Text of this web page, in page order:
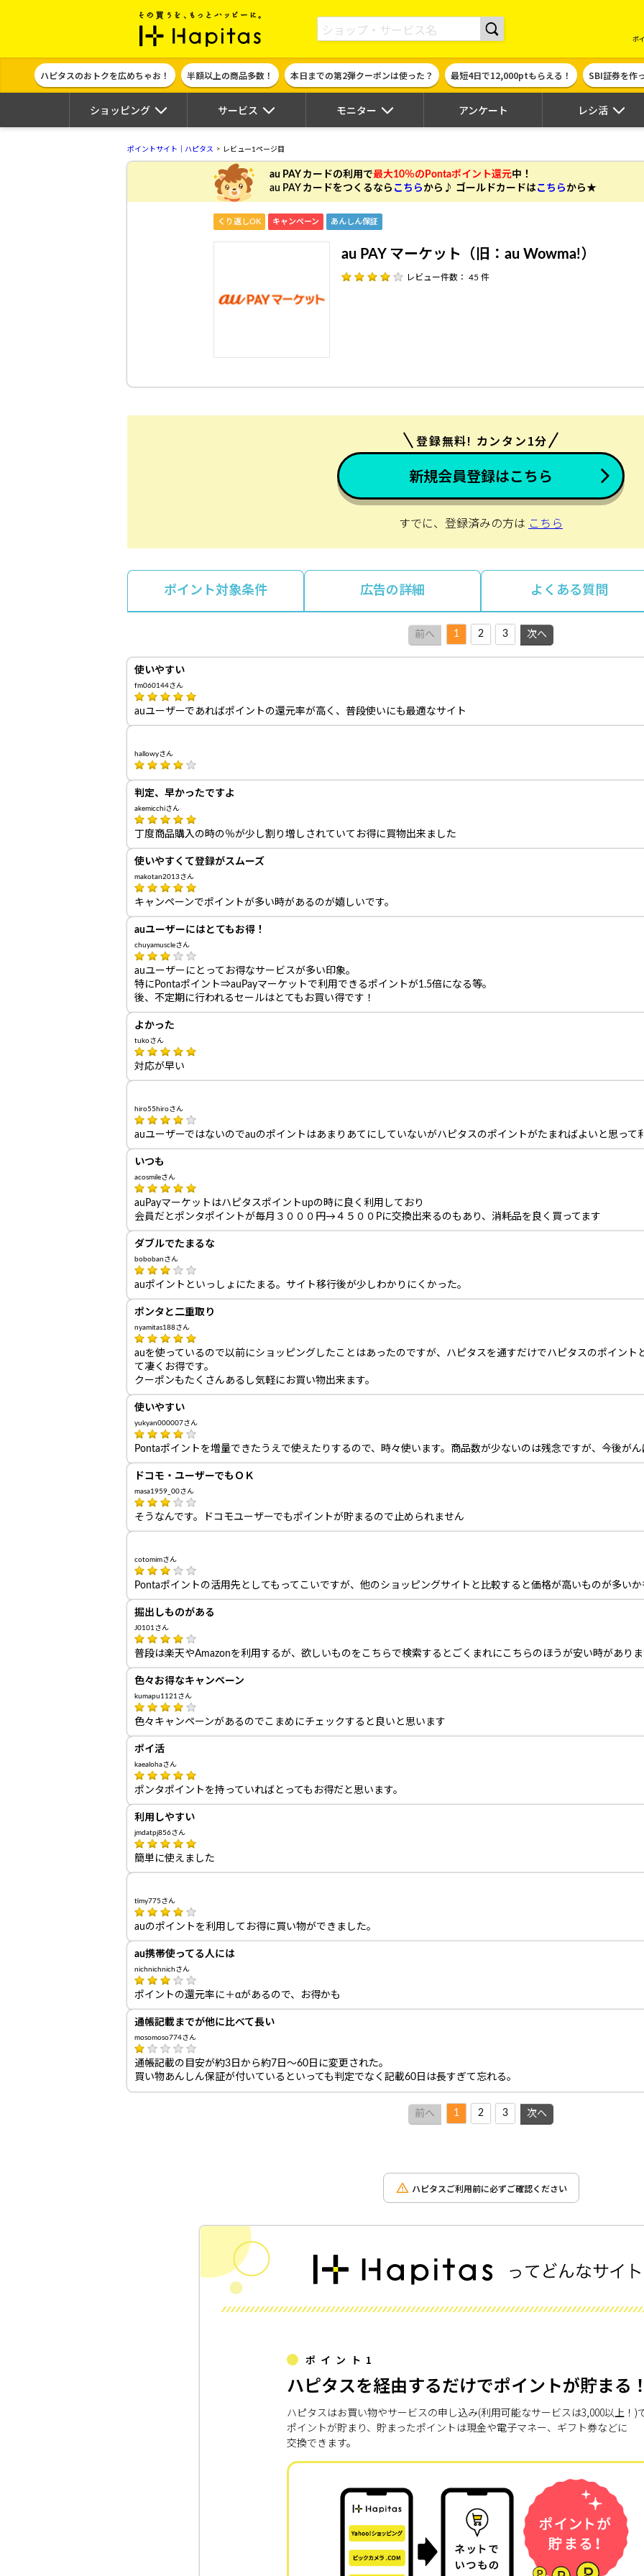
ポイント貯めて現金やギフト券に交換できるポイントサイト | ハピタス
ポ
ハピタスのおトクを広めちゃお！ 半額以上の商品多数！ 本日までの第2弾クーポンは使った？ 最短4日で12,000ptもらえる！ SBI証券を作
ショッピング サービス モニター アンケート レシ活
ポイントサイト｜ハピタス レビュー1ページ目
au PAY カードの利用 で最大10％のPontaポイント還元中！
au PAY カードをつくるなら こちらから♪ ゴールドカードはこちらから★
くり返しOK キャンペーン あんしん保証
au PAY マーケット（旧：au Wowma!）
レビュー件数： 45 件
登録無料! カンタン1分
新規会員登録はこちら
すでに、登録済みの方は こちら
ポイント対象条件 広告の詳細 よくある質問
前へ 1 2 3 次へ
使いやすい
fm060144さん
auユーザーであればポイントの還元率が高く、普段使いにも最適なサイト
hallowyさん
判定、早かったですよ
akemicchiさん
丁度商品購入の時の％が少し割り増しされていてお得に買物出来ました
使いやすくて登録がスムーズ
makotan2013さん
キャンペーンでポイントが多い時があるのが嬉しいです。
auユーザーにはとてもお得！
chuyamuscleさん
auユーザーにとってお得なサービスが多い印象。
特にPontaポイント⇒auPayマーケットで利用できるポイントが1.5倍になる等。
後、不定期に行われるセールはとてもお買い得です！
よかった
tukoさん
対応が早い
hiro55hiroさん
auユーザーではないのでauのポイントはあまりあてにしていないがハピタスのポイントがたまればよいと思って
いつも
acosmileさん
auPayマーケットはハピタスポイントupの時に良く利用しており
会員だとポンタポイントが毎月３０００円→４５００Pに交換出来るのもあり、消耗品を良く買ってます
ダブルでたまるな
bobobanさん
auポイントといっしょにたまる。サイト移行後が少しわかりにくかった。
ポンタと二重取り
nyamitas188さん
auを使っているので以前にショッピングしたことはあったのですが、ハピタスを通すだけでハピタスのポイント
て凄くお得です。
クーポンもたくさんあるし気軽にお買い物出来ます。
使いやすい
yukyan000007さん
Pontaポイントを増量できたうえで使えたりするので、時々使います。商品数が少ないのは残念ですが、今後が
ドコモ・ユーザーでもＯＫ
masa1959_00さん
そうなんです。ドコモユーザーでもポイントが貯まるので止められません
cotomimさん
Pontaポイントの活用先としてもってこいですが、他のショッピングサイトと比較すると価格が高いものが多い
掘出しものがある
J0101さん
普段は楽天やAmazonを利用するが、欲しいものをこちらで検索するとごくまれにこちらのほうが安い時があり
色々お得なキャンペーン
kumapu1121さん
色々キャンペーンがあるのでこまめにチェックすると良いと思います
ポイ活
kaealohaさん
ポンタポイントを持っていればとってもお得だと思います。
利用しやすい
jmdatpj856さん
簡単に使えました
timy775さん
auのポイントを利用してお得に買い物ができました。
au携帯使ってる人には
nichnichnichさん
ポイントの還元率に＋αがあるので、お得かも
通帳記載までが他に比べて長い
mosomoso774さん
通帳記載の目安が約3日から約7日～60日に変更された。
買い物あんしん保証が付いているといっても判定でなく記載60日は長すぎて忘れる。
前へ 1 2 3 次へ
ハピタスご利用前に必ずご確認ください
ポイント1
ハピタスを経由するだけでポイントが貯まる
ハピタスはお買い物やサービスの申し込み(利用可能なサービスは3,000以上！)
ポイントが貯まり、貯まったポイントは現金や電子マネー、ギフト券などに
交換できます。